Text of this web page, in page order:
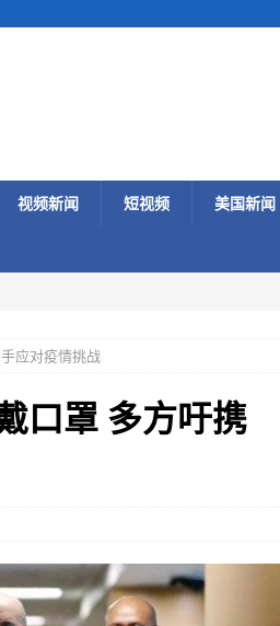
视频新闻 短视频 美国新闻
应对疫情挑战
口罩 多方吁携